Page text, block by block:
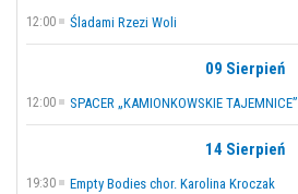
12:00 Śladami Rzezi Woli
09 Sierpień
12:00 SPACER „KAMIONKOWSKIE TAJEMNICE”
14 Sierpień
19:30 Empty Bodies chor. Karolina Kroczak